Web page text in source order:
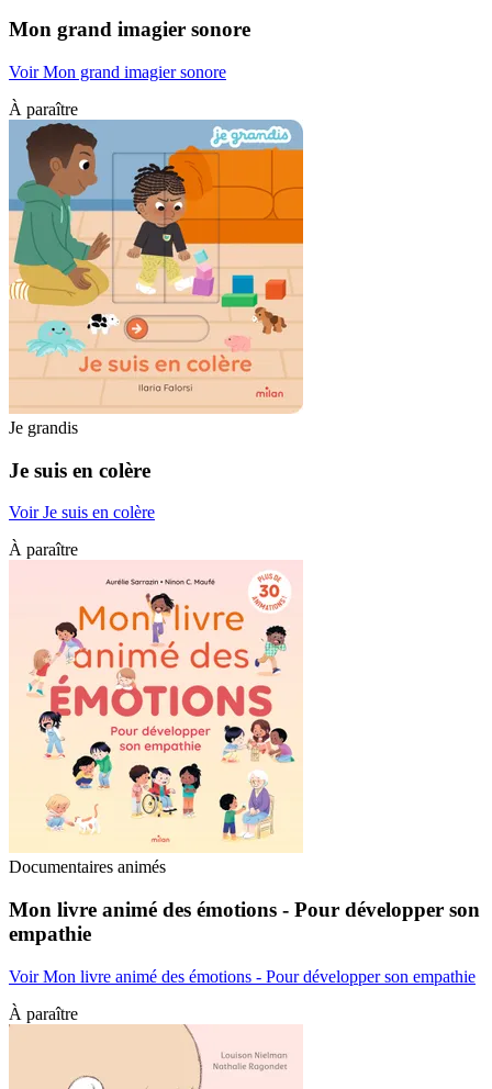
Mon grand imagier sonore
Voir Mon grand imagier sonore
À paraître
Je grandis
Je suis en colère
Voir Je suis en colère
À paraître
Documentaires animés
Mon livre animé des émotions - Pour développer son
empathie
Voir Mon livre animé des émotions - Pour développer son empathie
À paraître